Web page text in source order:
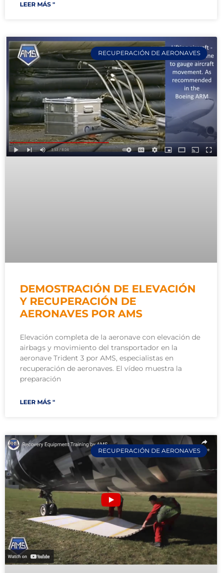
LEER MÁS "
RECUPERACIÓN DE AERONAVES
DEMOSTRACIÓN DE ELEVACIÓN
Y RECUPERACIÓN DE
AERONAVES POR AMS
Elevación completa de la aeronave con elevación de
airbags y movimiento del transportador en la
aeronave Trident 3 por AMS, especialistas en
recuperación de aeronaves. El vídeo muestra la
preparación
LEER MÁS "
RECUPERACIÓN DE AERONAVES